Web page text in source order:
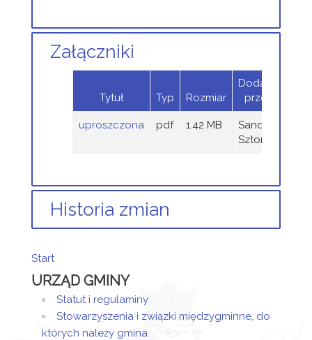
Załączniki
Tytuł Typ Rozmiar
Dodany
przez
uproszczona pdf 1.42 MB
Sandra
Sztor
Historia zmian
utworzony.
Dodane
załączniki
2018
Start
URZĄD GMINY
Statut i regulaminy
Stowarzyszenia i związki międzygminne, do
których należy gmina